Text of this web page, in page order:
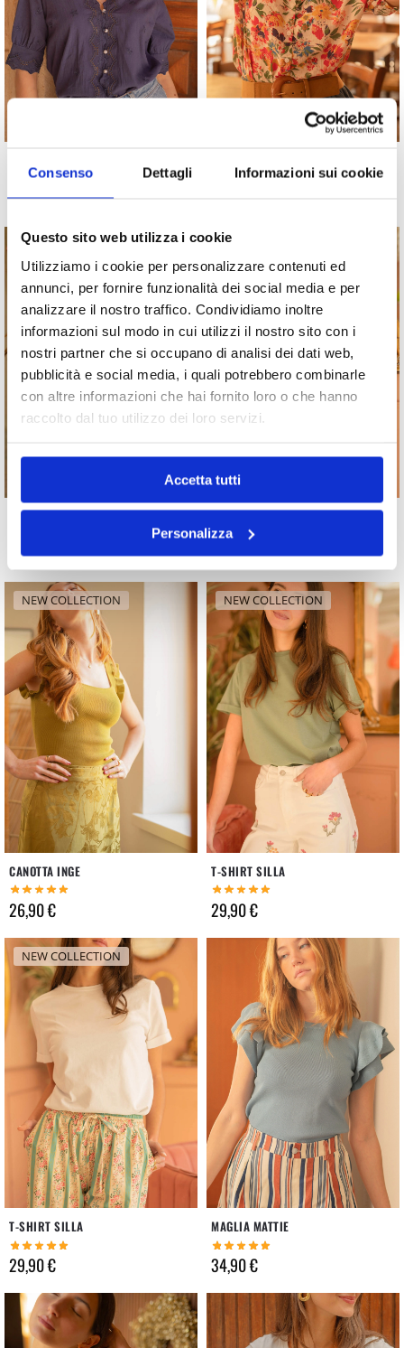
Consenso Dettagli Informazioni sui cookie
Questo sito web utilizza i cookie
Utilizziamo i cookie per personalizzare contenuti ed
annunci, per fornire funzionalità dei social media e per
analizzare il nostro traffico. Condividiamo inoltre
informazioni sul modo in cui utilizzi il nostro sito con i
nostri partner che si occupano di analisi dei dati web,
pubblicità e social media, i quali potrebbero combinarle
con altre informazioni che hai fornito loro o che hanno
raccolto dal tuo utilizzo dei loro servizi.
Accetta tutti
Personalizza
42,90€
NEW COLLECTION
T-SHIRT CAPRICE
26,90€
NEW COLLECTION
T-SHIRT SILLA
29,90€
NEW COLLECTION
CANOTTA INGE
26,90€
NEW COLLECTION
T-SHIRT SILLA
29,90€
NEW COLLECTION
T-SHIRT SILLA
29,90€
MAGLIA MATTIE
34,90€